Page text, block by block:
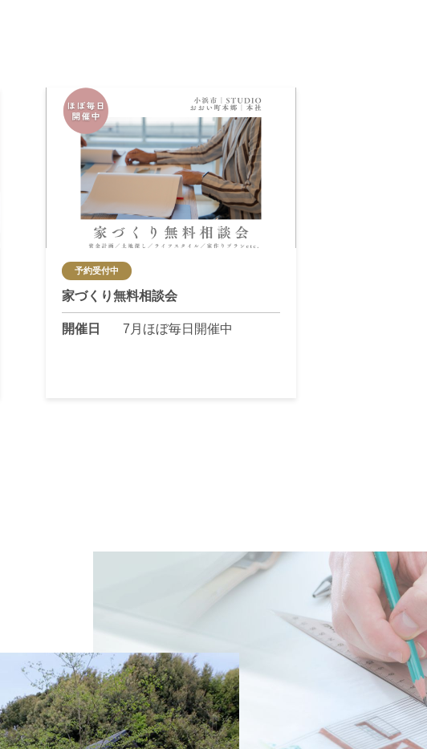
予約受付中
家づくり無料相談会
開催日 7月ほぼ毎日開催中